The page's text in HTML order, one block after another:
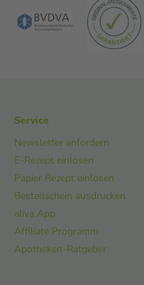
Service
Newsletter anfordern
E-Rezept einlösen
Papier Rezept einlösen
Bestellschein ausdrucken
aliva App
Affiliate Programm
Apotheken-Ratgeber